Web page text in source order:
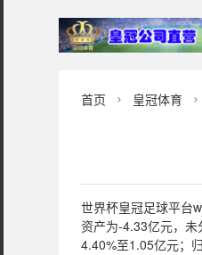
首页  皇冠体育 
世界杯皇冠足球平台
资产为-4.33亿元，
4.40%至1.05亿元；